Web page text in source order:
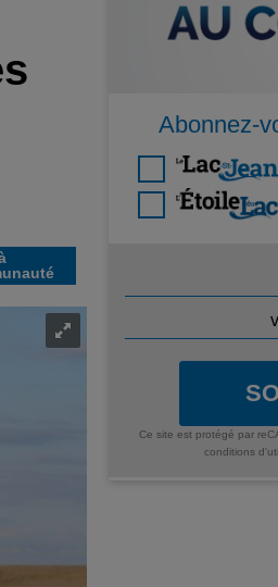
Abonnez-
Ce site est protégé par
conditions